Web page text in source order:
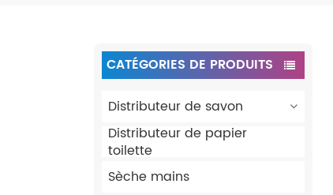
CATÉGORIES DE PRODUITS
Distributeur de savon
Distributeur de papier
toilette
Sèche mains